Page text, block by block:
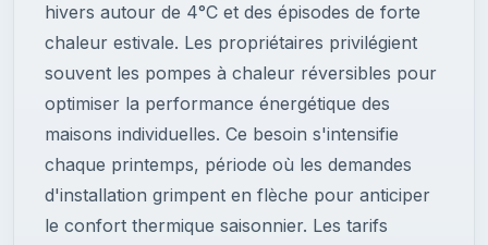
hivers autour de 4°C et des épisodes de forte
chaleur estivale. Les propriétaires privilégient
souvent les pompes à chaleur réversibles pour
optimiser la performance énergétique des
maisons individuelles. Ce besoin s'intensifie
chaque printemps, période où les demandes
d'installation grimpent en flèche pour anticiper
le confort thermique saisonnier. Les tarifs